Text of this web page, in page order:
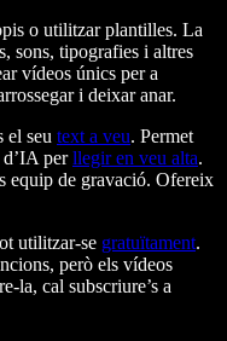
o utilitzar plantilles. La
sons, tipografies i altres
vídeos únics per a
i deixar anar.
el seu text a veu. Permet
perllegir en veu alta.
equip de gravació. Ofereix
utilitzar-se gratuïtament.
però els vídeos
la, cal subscriure’s a